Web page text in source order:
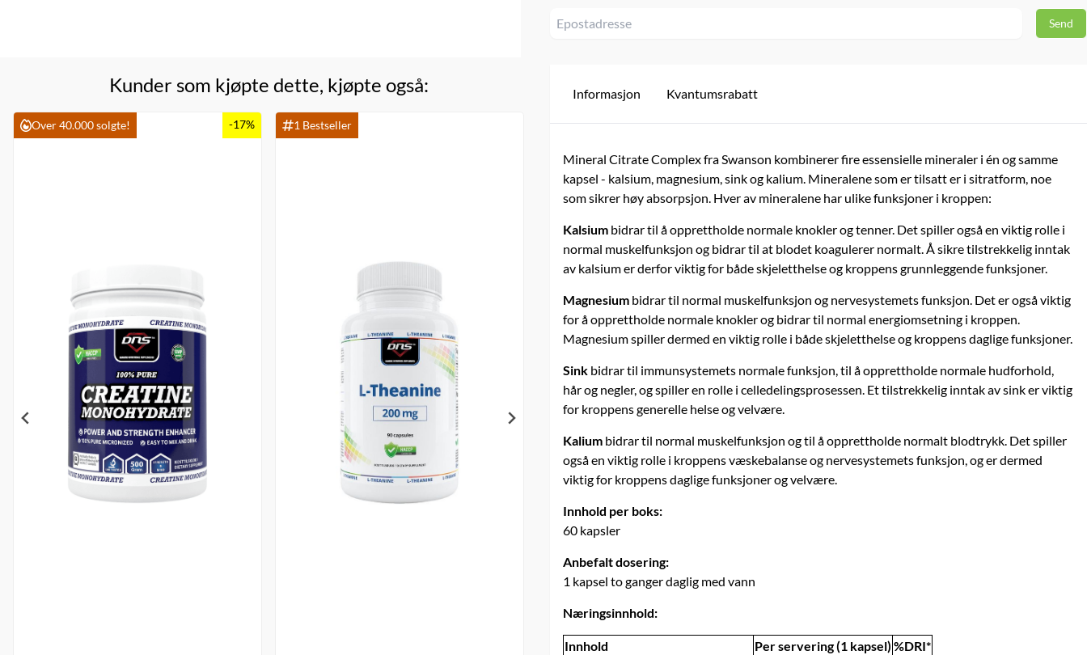
Kunder som kjøpte dette, kjøpte også:
Over 40.000 solgte! -17% 1 Bestseller Sterkere ben
Swanson
249,-
På lager
Kjøp
Kundefavoritt! -16%
DNS
Support - 3 x 90 kapsler
499,- 597,-
På lager
Kjøp
Informasjon Kvantumsrabatt
Mineral Citrate Complex fra Swanson kombinerer fire essensielle mineraler i én og samme
kapsel - kalsium, magnesium, sink og kalium. Mineralene som er tilsatt er i sitratform, noe
som sikrer høy absorpsjon. Hver av mineralene har ulike funksjoner i kroppen:
Kalsium bidrar til å opprettholde normale knokler og tenner. Det spiller også en viktig rolle i
normal muskelfunksjon og bidrar til at blodet koagulerer normalt. Å sikre tilstrekkelig inntak
av kalsium er derfor viktig for både skjeletthelse og kroppens grunnleggende funksjoner.
Magnesium bidrar til normal muskelfunksjon og nervesystemets funksjon. Det er også viktig
for å opprettholde normale knokler og bidrar til normal energiomsetning i kroppen.
Magnesium spiller dermed en viktig rolle i både skjeletthelse og kroppens daglige funksjoner.
Sink bidrar til immunsystemets normale funksjon, til å opprettholde normale hudforhold,
hår og negler, og spiller en rolle i celledelingsprosessen. Et tilstrekkelig inntak av sink er viktig
for kroppens generelle helse og velvære.
Kalium bidrar til normal muskelfunksjon og til å opprettholde normalt blodtrykk. Det spiller
også en viktig rolle i kroppens væskebalanse og nervesystemets funksjon, og er dermed
viktig for kroppens daglige funksjoner og velvære.
Innhold per boks:
60 kapsler
Anbefalt dosering:
1 kapsel to ganger daglig med vann
Næringsinnhold:
Innhold Per servering (1 kapsel) %DRI*